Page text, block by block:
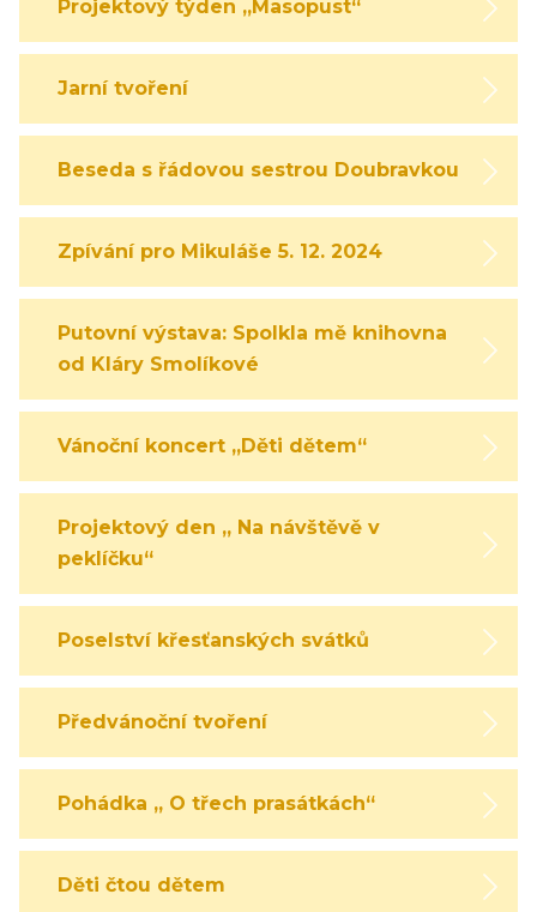
Projektový týden „Masopust“
Jarní tvoření
Beseda s řádovou sestrou Doubravkou
Zpívání pro Mikuláše 5. 12. 2024
Putovní výstava: Spolkla mě knihovna
od Kláry Smolíkové
Vánoční koncert „Děti dětem“
Projektový den „ Na návštěvě v
peklíčku“
Poselství křesťanských svátků
Předvánoční tvoření
Pohádka „ O třech prasátkách“
Děti čtou dětem